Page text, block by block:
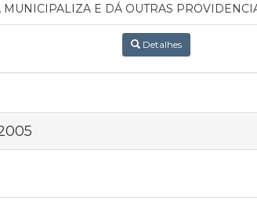
E DÁ OUTRAS
Detalhes